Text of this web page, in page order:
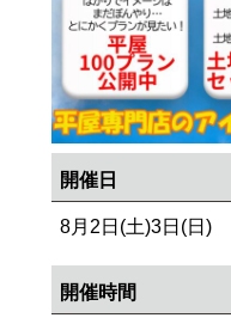
開催日
8月2日(土)3日(日)
開催時間